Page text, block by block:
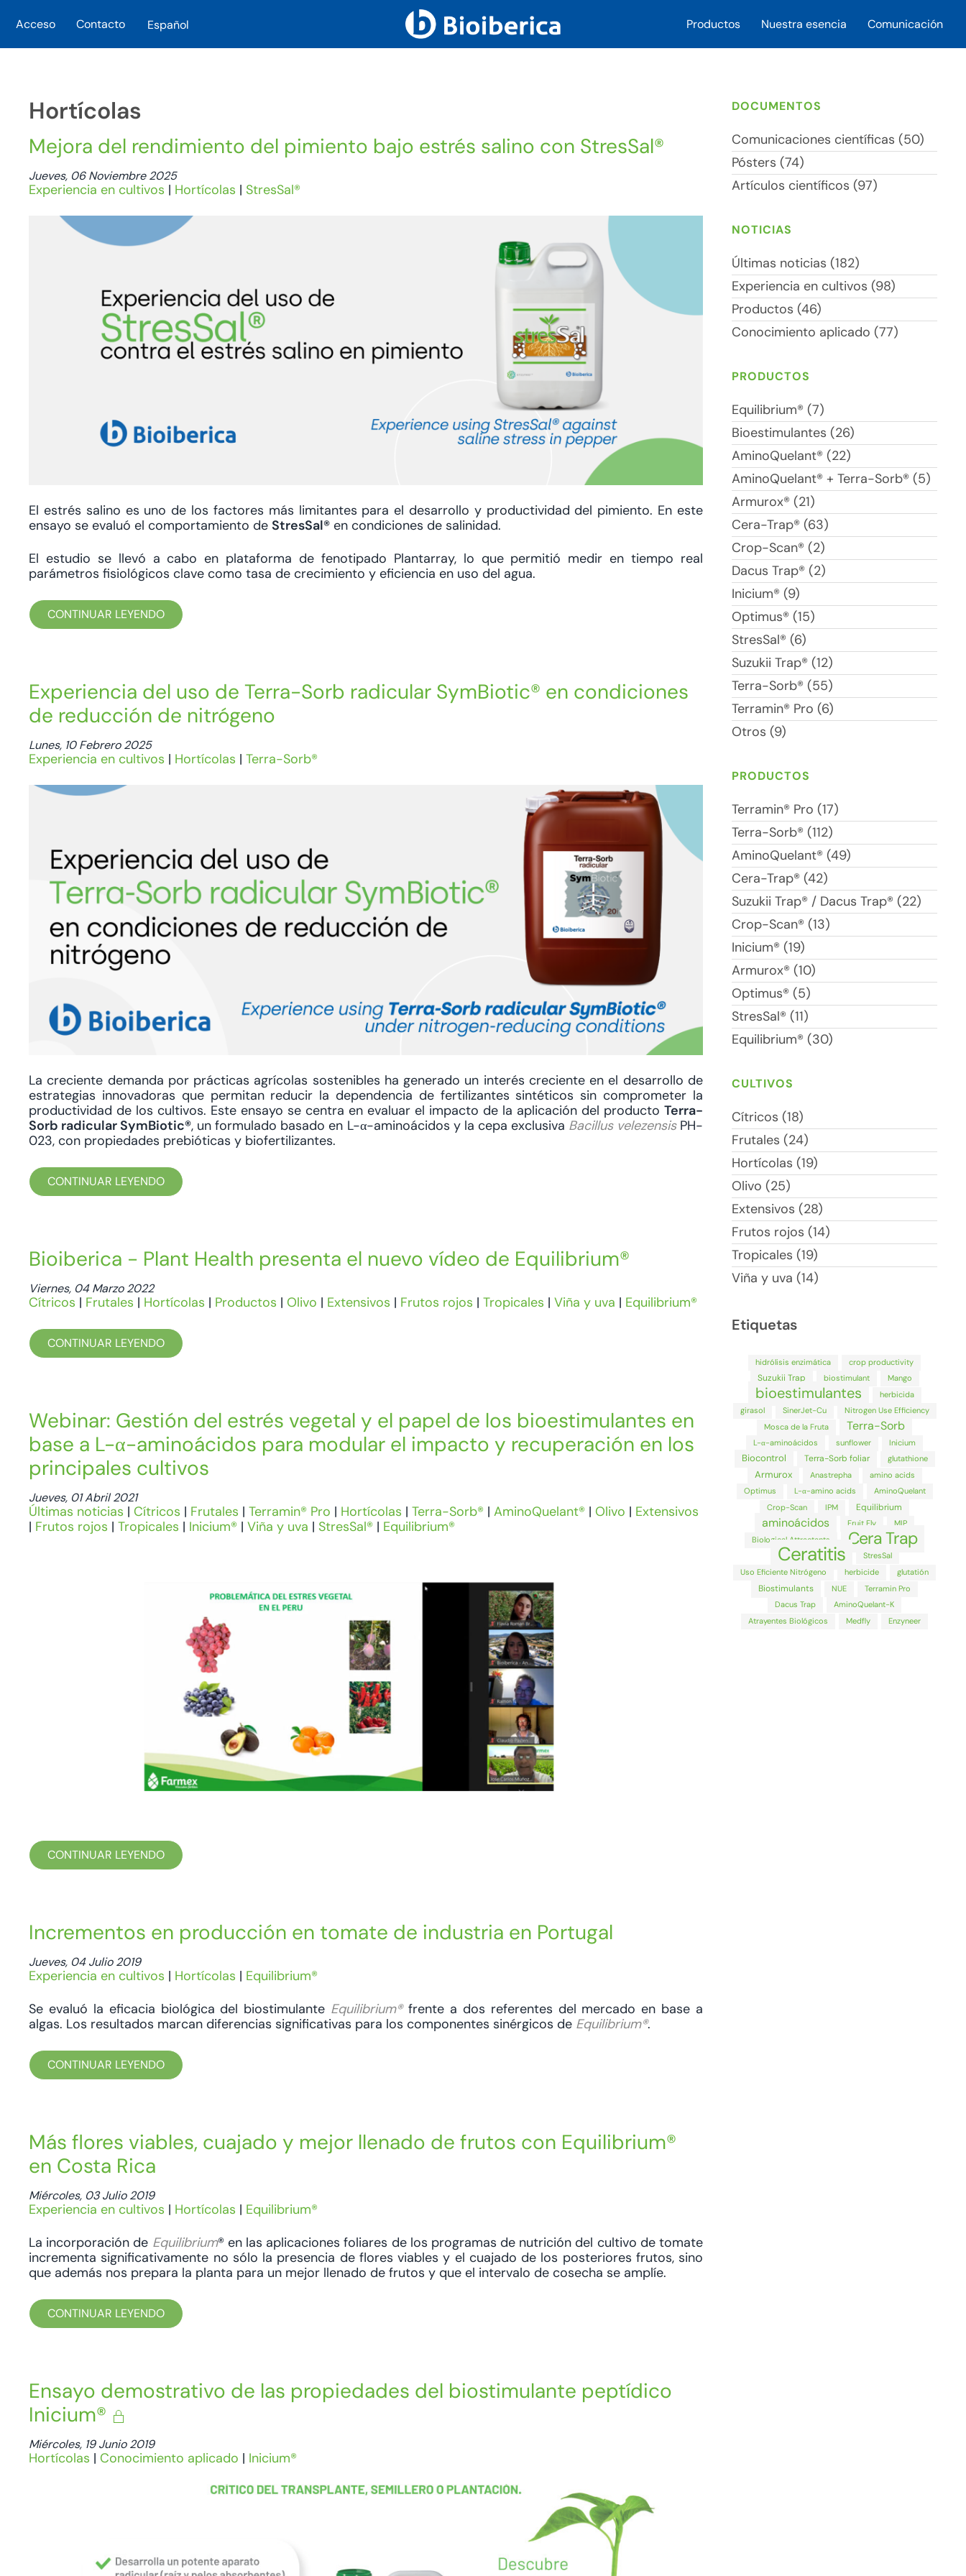
Acceso Contacto Español Productos Nuestra esencia Comunicación
Hortícolas
Mejora del rendimiento del pimiento bajo estrés salino con StresSal®
Jueves, 06 Noviembre 2025
Experiencia en cultivos | Hortícolas | StresSal®
El estrés salino es uno de los factores más limitantes para el desarrollo y productividad del pimiento. En este
ensayo se evaluó el comportamiento de StresSal® en condiciones de salinidad.
El estudio se llevó a cabo en plataforma de fenotipado Plantarray, lo que permitió medir en tiempo real
parámetros fisiológicos clave como tasa de crecimiento y eficiencia en uso del agua.
CONTINUAR LEYENDO
Experiencia del uso de Terra-Sorb radicular SymBiotic® en condiciones
de reducción de nitrógeno
Lunes, 10 Febrero 2025
Experiencia en cultivos | Hortícolas | Terra-Sorb®
La creciente demanda por prácticas agrícolas sostenibles ha generado un interés creciente en el desarrollo de
estrategias innovadoras que permitan reducir la dependencia de fertilizantes sintéticos sin comprometer la
productividad de los cultivos. Este ensayo se centra en evaluar el impacto de la aplicación del producto Terra-
Sorb radicular SymBiotic®, un formulado basado en L-α-aminoácidos y la cepa exclusiva Bacillus velezensisPH-
023, con propiedades prebióticas y biofertilizantes.
CONTINUAR LEYENDO
Bioiberica - Plant Health presenta el nuevo vídeo de Equilibrium®
Viernes, 04 Marzo 2022
Cítricos | Frutales | Hortícolas | Productos | Olivo | Extensivos | Frutos rojos | Tropicales | Viña y uva | Equilibrium®
CONTINUAR LEYENDO
Webinar: Gestión del estrés vegetal y el papel de los bioestimulantes en
base a L-α-aminoácidos para modular el impacto y recuperación en los
principales cultivos
Jueves, 01 Abril 2021
Últimas noticias | Cítricos | Frutales | Terramin® Pro | Hortícolas | Terra-Sorb® | AminoQuelant® | Olivo | Extensivos
| Frutos rojos | Tropicales | Inicium® | Viña y uva | StresSal® | Equilibrium®
CONTINUAR LEYENDO
Incrementos en producción en tomate de industria en Portugal
Jueves, 04 Julio 2019
Experiencia en cultivos | Hortícolas | Equilibrium®
Se evaluó la eficacia biológica del biostimulante Equilibrium®frente a dos referentes del mercado en base a
algas. Los resultados marcan diferencias significativas para los componentes sinérgicos de Equilibrium®.
CONTINUAR LEYENDO
Más flores viables, cuajado y mejor llenado de frutos con Equilibrium®
en Costa Rica
Miércoles, 03 Julio 2019
Experiencia en cultivos | Hortícolas | Equilibrium®
La incorporación de Equilibrium® en las aplicaciones foliares de los programas de nutrición del cultivo de tomate
incrementa significativamente no sólo la presencia de flores viables y el cuajado de los posteriores frutos, sino
que además nos prepara la planta para un mejor llenado de frutos y que el intervalo de cosecha se amplíe.
CONTINUAR LEYENDO
Ensayo demostrativo de las propiedades del biostimulante peptídico
Inicium®
Miércoles, 19 Junio 2019
Hortícolas | Conocimiento aplicado | Inicium®
DOCUMENTOS
Comunicaciones científicas (50)
Pósters (74)
Artículos científicos (97)
NOTICIAS
Últimas noticias (182)
Experiencia en cultivos (98)
Productos (46)
Conocimiento aplicado (77)
PRODUCTOS
Equilibrium® (7)
Bioestimulantes (26)
AminoQuelant® (22)
AminoQuelant® + Terra-Sorb® (5)
Armurox® (21)
Cera-Trap® (63)
Crop-Scan® (2)
Dacus Trap® (2)
Inicium® (9)
Optimus® (15)
StresSal® (6)
Suzukii Trap® (12)
Terra-Sorb® (55)
Terramin® Pro (6)
Otros (9)
PRODUCTOS
Terramin® Pro (17)
Terra-Sorb® (112)
AminoQuelant® (49)
Cera-Trap® (42)
Suzukii Trap® / Dacus Trap® (22)
Crop-Scan® (13)
Inicium® (19)
Armurox® (10)
Optimus® (5)
StresSal® (11)
Equilibrium® (30)
CULTIVOS
Cítricos (18)
Frutales (24)
Hortícolas (19)
Olivo (25)
Extensivos (28)
Frutos rojos (14)
Tropicales (19)
Viña y uva (14)
Etiquetas
hidrólisis enzimática crop productivity
Suzukii Trap biostimulant Mango
bioestimulantes
herbicida
girasol
SinerJet-Cu
Nitrogen Use Efficiency
Mosca de la Fruta
Terra-Sorb
L-α-aminoácidos sunflower Inicium
Biocontrol Terra-Sorb foliar glutathione
Armurox Anastrepha
amino acids
Optimus
L-α-amino acids
AminoQuelant
Crop-Scan
IPM Equilibrium
aminoácidos Fruit Fly
MIP
Biological Attractants
Cera Trap
Ceratitis
StresSal
Uso Eficiente Nitrógeno
herbicide glutatión
Biostimulants NUE
Terramin Pro
Dacus Trap
AminoQuelant-K
Atrayentes Biológicos
Medfly Enzyneer